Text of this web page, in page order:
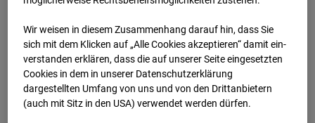
BC-179 - BV-
Meischlgasse Bpl 5B –
96WE - Cam 1
Wir weisen in diesem Zusammenhang darauf hin, dass Sie
sich mit dem Klicken auf „Alle Cookies akzeptieren“ damit ein­
ver­standen erklären, dass die auf unserer Seite eingesetzten
Cookies in dem in unserer Datenschutzerklärung
dargestellten Umfang von uns und von den Drittanbietern
(auch mit Sitz in den USA) verwendet werden dürfen.